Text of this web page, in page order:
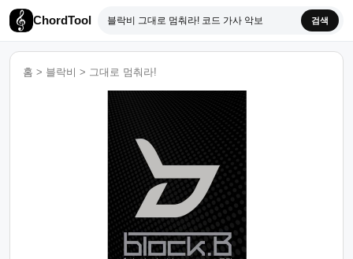
ChordTool 검색
홈 > 블락비 > 그대로 멈춰라!